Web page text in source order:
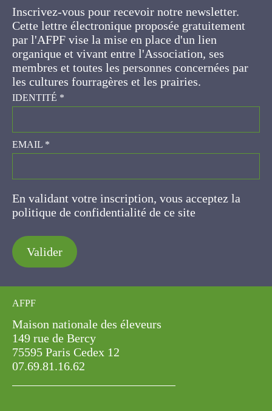
Cette lettre électronique proposée
gratuitement par l'AFPF vise la mise en place
d'un lien organique et vivant entre l'Association,
ses membres et toutes les personnes
concernées par les cultures fourragères et les
prairies.
IDENTITÉ*
EMAIL*
En validant votre inscription, vous acceptez la
politique de confidentialité de ce site
Valider
AFPF
Maison nationale des éleveurs
149 rue de Bercy
75595 Paris Cedex 12
07.69.81.16.62